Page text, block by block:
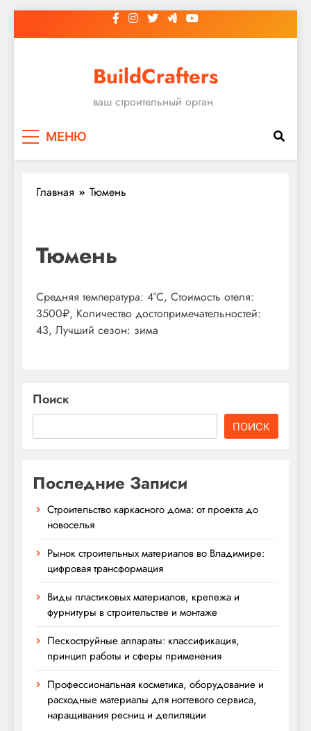
к
BuildCrafters
ваш строительный орган
МЕНЮ
Главная Тюмень
Тюмень
Средняя температура: 4°C, Стоимость отеля:
3500₽, Количество достопримечательностей:
43, Лучший сезон: зима
Поиск
ПОИСК
Последние Записи
Строительство каркасного дома: от проекта до
новоселья
Рынок строительных материалов во Владимире:
цифровая трансформация
Виды пластиковых материалов, крепежа и
фурнитуры в строительстве и монтаже
Пескоструйные аппараты: классификация,
принцип работы и сферы применения
Профессиональная косметика, оборудование и
расходные материалы для ногтевого сервиса,
наращивания ресниц и депиляции